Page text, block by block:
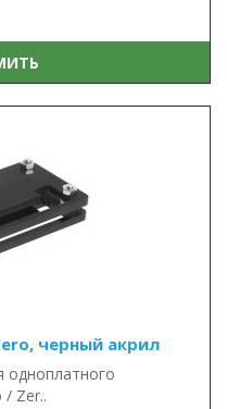
черный акрил
одноплатного
/ Zer..